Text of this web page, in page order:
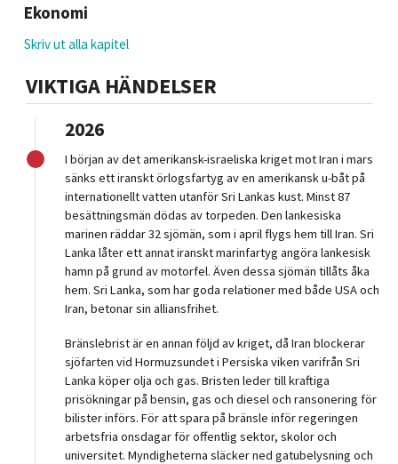
Ekonomi
Skriv ut alla kapitel
VIKTIGA HÄNDELSER
2026
I början av det amerikansk-israeliska kriget mot Iran i mars
sänks ett iranskt örlogsfartyg av en amerikansk u-båt på
internationellt vatten utanför Sri Lankas kust. Minst 87
besättningsmän dödas av torpeden. Den lankesiska
marinen räddar 32 sjömän, som i april flygs hem till Iran. Sri
Lanka låter ett annat iranskt marinfartyg angöra lankesisk
hamn på grund av motorfel. Även dessa sjömän tillåts åka
hem. Sri Lanka, som har goda relationer med både USA och
Iran, betonar sin alliansfrihet.
Bränslebrist är en annan följd av kriget, då Iran blockerar
sjöfarten vid Hormuzsundet i Persiska viken varifrån Sri
Lanka köper olja och gas. Bristen leder till kraftiga
prisökningar på bensin, gas och diesel och ransonering för
bilister införs. För att spara på bränsle inför regeringen
arbetsfria onsdagar för offentlig sektor, skolor och
universitet. Myndigheterna släcker ned gatubelysning och